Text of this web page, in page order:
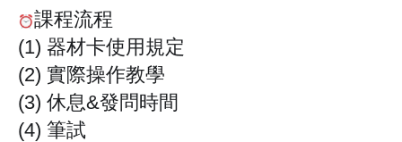
⏰課程流程
(1) 器材卡使用規定
(2) 實際操作教學
(3) 休息&發問時間
(4) 筆試